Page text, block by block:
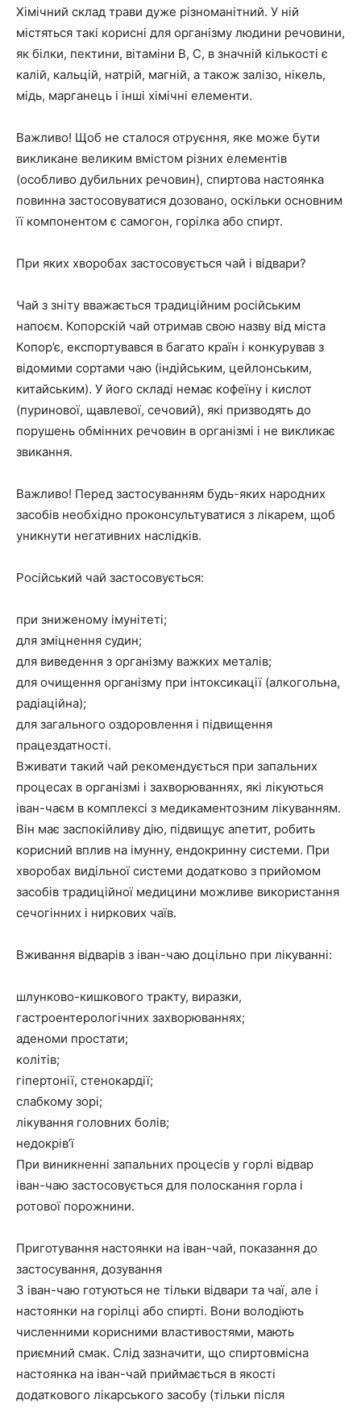
Хімічний склад трави дуже різноманітний. У ній
містяться такі корисні для організму людини речовини,
як білки, пектини, вітаміни В, С, в значній кількості є
калій, кальцій, натрій, магній, а також залізо, нікель,
мідь, марганець і інші хімічні елементи.
Важливо! Щоб не сталося отруєння, яке може бути
викликане великим вмістом різних елементів
(особливо дубильних речовин), спиртова настоянка
повинна застосовуватися дозовано, оскільки основним
її компонентом є самогон, горілка або спирт.
При яких хворобах застосовується чай і відвари?
Чай з зніту вважається традиційним російським
напоєм. Копорскій чай отримав свою назву від міста
Копор’є, експортувався в багато країн і конкурував з
відомими сортами чаю (індійським, цейлонським,
китайським). У його складі немає кофеїну і кислот
(пуринової, щавлевої, сечовий), які призводять до
порушень обмінних речовин в організмі і не викликає
звикання.
Важливо! Перед застосуванням будь-яких народних
засобів необхідно проконсультуватися з лікарем, щоб
уникнути негативних наслідків.
Російський чай застосовується:
при зниженому імунітеті;
для зміцнення судин;
для виведення з організму важких металів;
для очищення організму при інтоксикації (алкогольна,
радіаційна);
для загального оздоровлення і підвищення
працездатності.
Вживати такий чай рекомендується при запальних
процесах в організмі і захворюваннях, які лікуються
іван-чаєм в комплексі з медикаментозним лікуванням.
Він має заспокійливу дію, підвищує апетит, робить
корисний вплив на імунну, ендокринну системи. При
хворобах видільної системи додатково з прийомом
засобів традиційної медицини можливе використання
сечогінних і ниркових чаїв.
Вживання відварів з іван-чаю доцільно при лікуванні:
шлунково-кишкового тракту, виразки,
гастроентерологічних захворюваннях;
аденоми простати;
колітів;
гіпертонії, стенокардії;
слабкому зорі;
лікування головних болів;
недокрів’ї
При виникненні запальних процесів у горлі відвар
іван-чаю застосовується для полоскання горла і
ротової порожнини.
Приготування настоянки на іван-чай, показання до
застосування, дозування
З іван-чаю готуються не тільки відвари та чаї, але і
настоянки на горілці або спирті. Вони володіють
численними корисними властивостями, мають
приємний смак. Слід зазначити, що спиртовмісна
настоянка на іван-чай приймається в якості
додаткового лікарського засобу (тільки після